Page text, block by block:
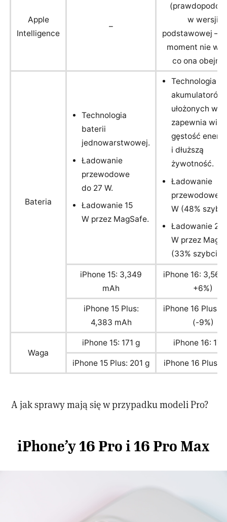
Apple
Intelligence
–
w wersji
podstawowej –
moment nie
co ona
Bateria
Technologia
baterii
jednowarstwowej.
Ładowanie
przewodowe
do 27 W.
Ładowanie 15
W przez MagSafe.
Technologia
akumulatorów
ułożonych w
zapewnia
gęstość
i dłuższą
żywotność.
Ładowanie
przewodowe
W (48%
Ładowanie 20
W przez
(33%
iPhone 15: 3,349
mAh
iPhone 16: 3,561
+6%)
iPhone 15 Plus:
4,383 mAh
iPhone 16 Plus:
(-9%)
Waga
iPhone 15: 171 g iPhone 16:
iPhone 15 Plus: 201 g iPhone 16 Plus:
A jak sprawy mają się w przypadku modeli Pro?
iPhone’y 16 Pro i 16 Pro Max